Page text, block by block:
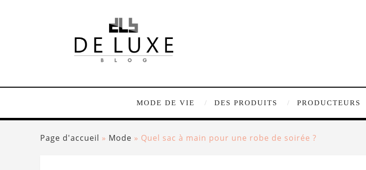
MODE DE VIE DES PRODUITS PRODUCTEURS
Page d'accueil » Mode » Quel sac à main pour une robe de soirée ?